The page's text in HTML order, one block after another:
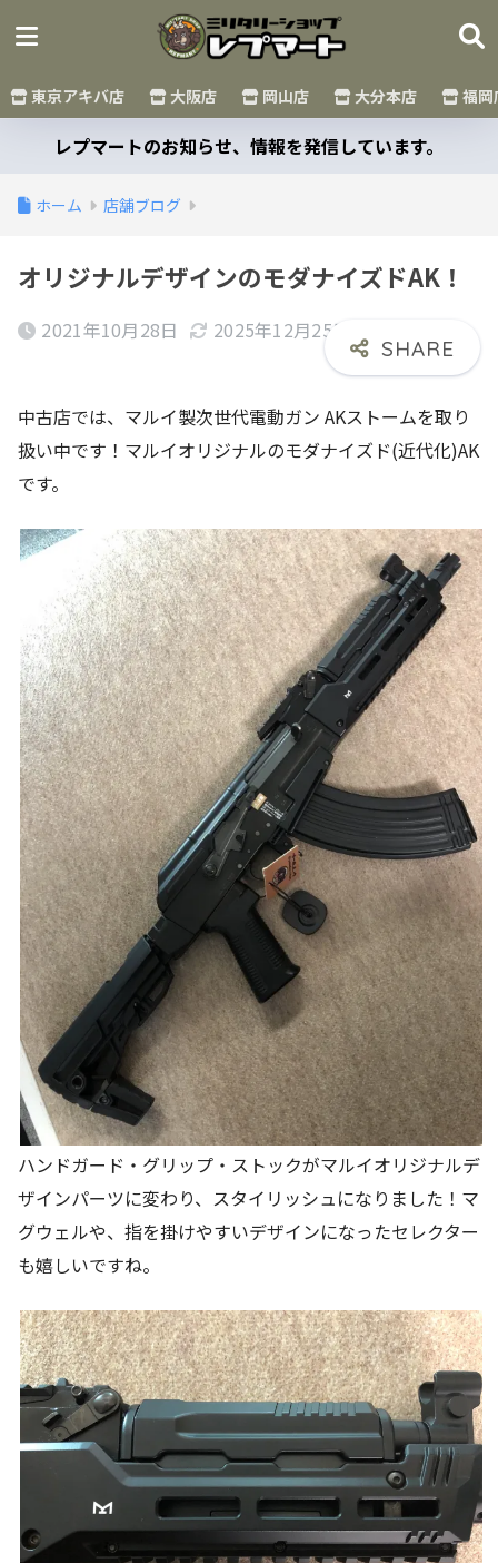
東京アキバ店 大阪店 岡山店 大分本店 福岡
レプマートのお知らせ、情報を発信しています。
ホーム 店舗ブログ
オリジナルデザインのモダナイズドAK！
2021年10月28日 2025年12月25日
中古店では、マルイ製次世代電動ガン AKストームを取り
扱い中です！マルイオリジナルのモダナイズド(近代化)AK
です。
ハンドガード・グリップ・ストックがマルイオリジナルデ
ザインパーツに変わり、スタイリッシュになりました！マ
グウェルや、指を掛けやすいデザインになったセレクター
も嬉しいですね。